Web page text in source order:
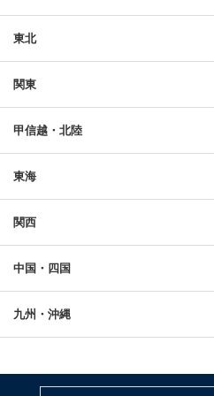
東北
関東
甲信越・北陸
東海
関西
中国・四国
九州・沖縄